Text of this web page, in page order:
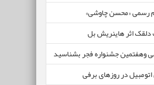
رسمی «محسن چاوشی»
دلقک اثر هاینریش بل
وهفتمین جشنواره فجر بشناسید
در روزهای برفی